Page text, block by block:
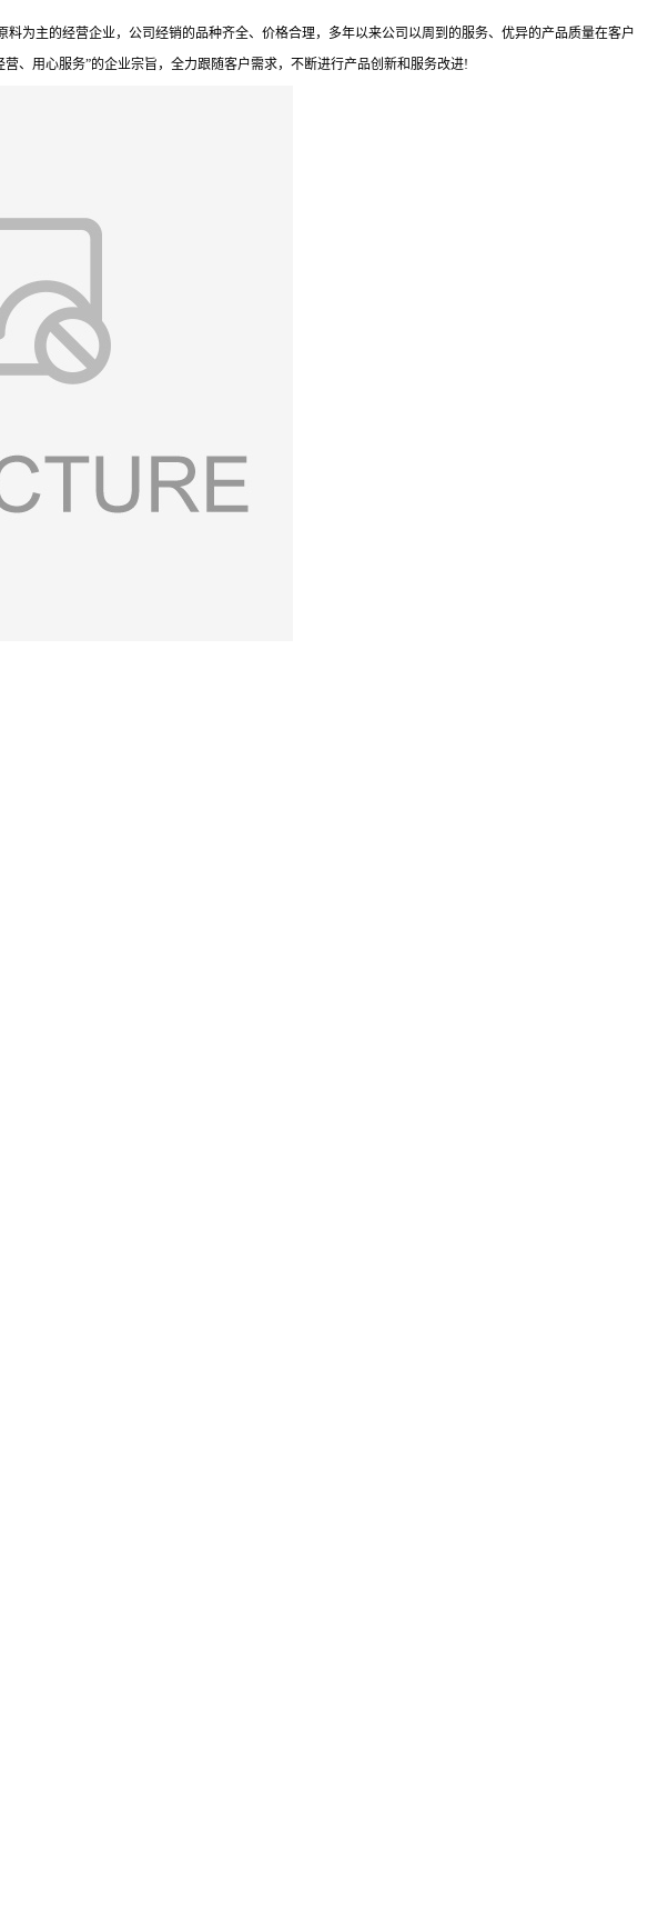
为主的经营企业，公司经销的品种齐全、价格合理，多年以来公司以周到的服务、优异的产品质量在客户
、用心服务”的企业宗旨，全力跟随客户需求，不断进行产品创新和服务改进!